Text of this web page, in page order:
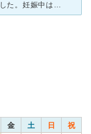
出血が続き心配になったので病院を探していました。妊娠中は産婦人科で薬をもらえましたが、その後は行く機会もないので新しく病院を探す必要が。診てもらう場所が場所なので出来れば同性希望で検索したところ川堀病
金 土 日 祝